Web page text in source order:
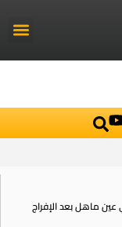
ماهل بعد الإفراج